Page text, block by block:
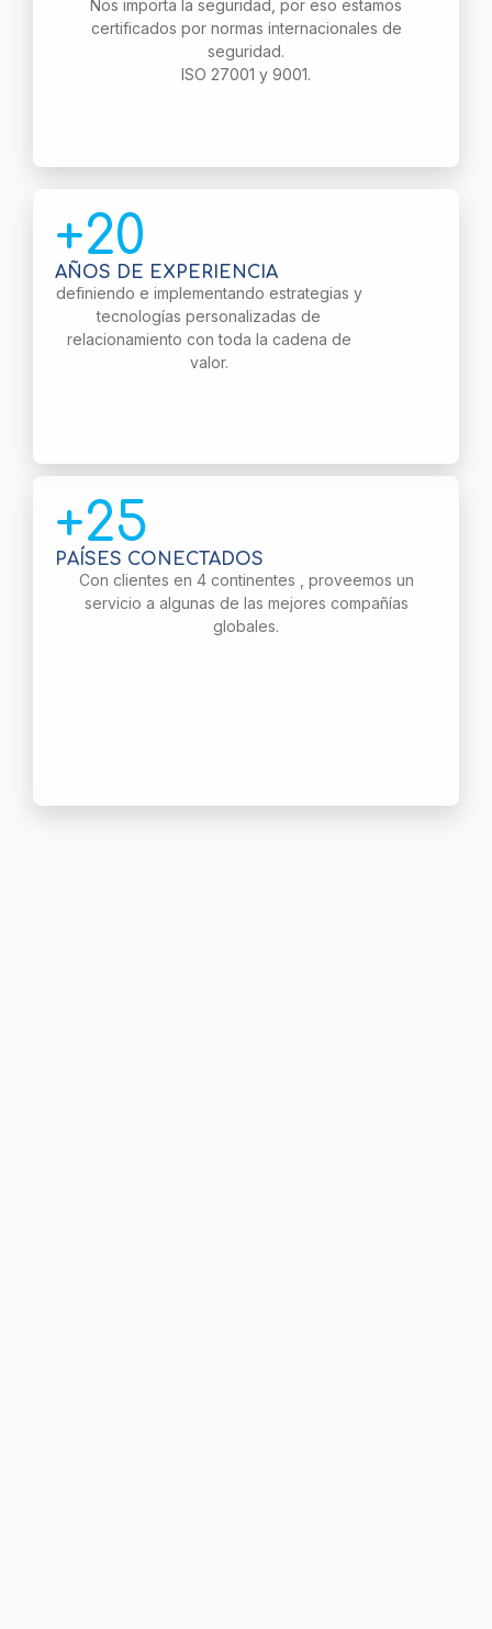
Nos importa la seguridad, por eso estamos
certificados por normas internacionales de
seguridad.
ISO 27001 y 9001.
+20
AÑOS DE EXPERIENCIA
definiendo e implementando estrategias y
tecnologías personalizadas de
relacionamiento con toda la cadena de
valor.
+25
PAÍSES CONECTADOS
Con clientes en 4 continentes , proveemos un
servicio a algunas de las mejores compañías
globales.